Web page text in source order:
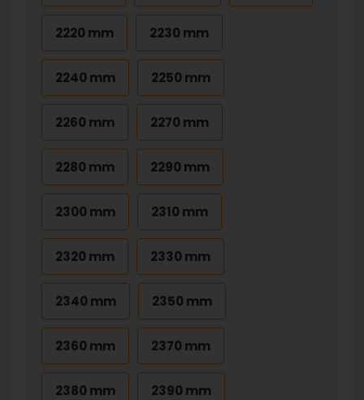
2220 mm 2230 mm
2240 mm 2250 mm
2260 mm 2270 mm
2280 mm 2290 mm
2300 mm 2310 mm
2320 mm 2330 mm
2340 mm 2350 mm
2360 mm 2370 mm
2380 mm 2390 mm